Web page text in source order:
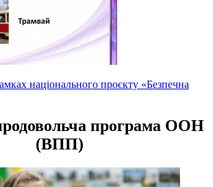
національного проєкту «Безпечна
програма ООН
(ВПП)